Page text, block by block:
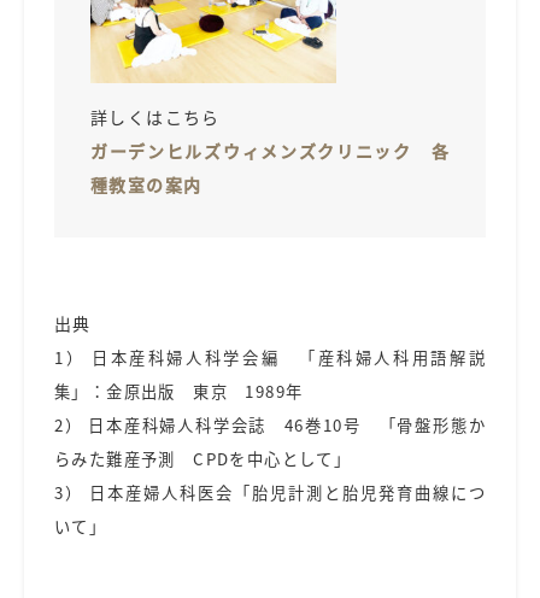
詳しくはこちら
ガーデンヒルズウィメンズクリニック 各
種教室の案内
出典
1） 日本産科婦人科学会編 「産科婦人科用語解説
集」：金原出版 東京 1989年
2） 日本産科婦人科学会誌 46巻10号 「骨盤形態か
らみた難産予測 CPDを中心として」
3） 日本産婦人科医会「胎児計測と胎児発育曲線につ
いて」